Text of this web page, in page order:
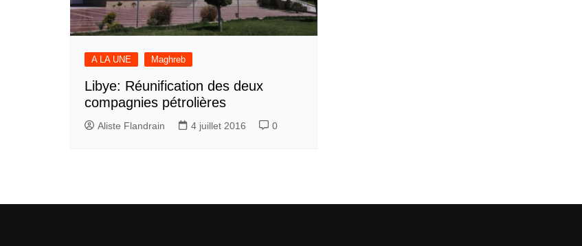
A LA UNE Maghreb
Libye: Réunification des deux
compagnies pétrolières
Aliste Flandrain 4 juillet 2016 0